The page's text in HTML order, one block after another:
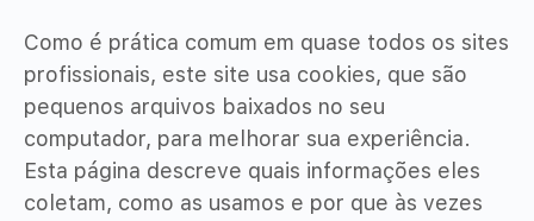
Como é prática comum em quase todos os sites
profissionais, este site usa cookies, que são
pequenos arquivos baixados no seu
computador, para melhorar sua experiência.
Esta página descreve quais informações eles
coletam, como as usamos e por que às vezes